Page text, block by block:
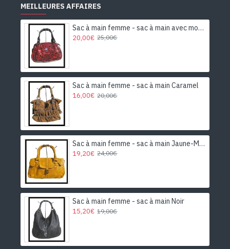
MEILLEURES AFFAIRES
Sac à main femme - sac à main avec motifs
20,00€ 25,00€
Sac à main femme - sac à main Caramel
16,00€ 20,00€
Sac à main femme - sac à main Jaune-Moutarde
19,20€ 24,00€
Sac à main femme - sac à main Noir
15,20€ 19,00€